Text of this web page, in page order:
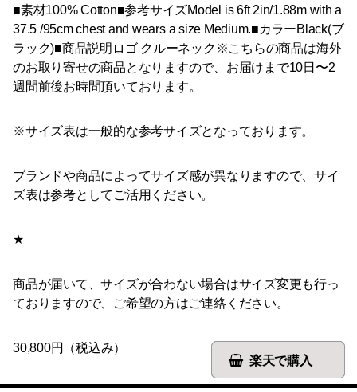
■素材100% Cotton■参考サイズModel is 6ft 2in/1.88m with a
37.5 /95cm chest and wears a size Medium.■カラーBlack(ブ
ラック)■商品説明ロゴ クルーネック※こちらの商品は海外
のお取り寄せの商品となりますので、お届けまで10日〜2
週間前後お時間頂いております。
※サイズ表は一般的な参考サイズとなっております。
ブランドや商品によってサイズ感が異なりますので、サイ
ズ表は参考としてご活用ください。
★
商品が届いて、サイズが合わない場合はサイズ変更も行っ
ておりますので、ご希望の方はご連絡ください。
楽天で購入
30,800円（税込み）